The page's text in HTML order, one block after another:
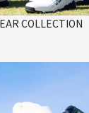
COLLECTION